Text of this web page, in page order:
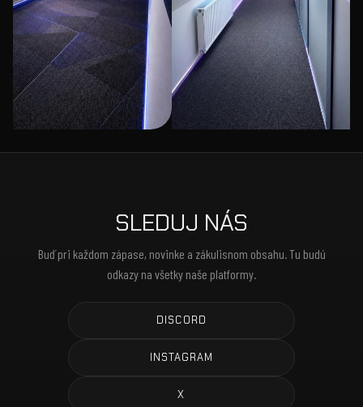
SLEDUJ NÁS
Buď pri každom zápase, novinke a zákulisnom obsahu. Tu budú
odkazy na všetky naše platformy.
DISCORD
INSTAGRAM
X